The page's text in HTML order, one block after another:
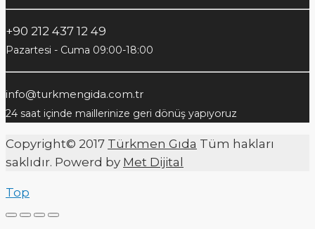
+90 212 437 12 49
Pazartesi - Cuma 09:00-18:00
info@turkmengida.com.tr
24 saat içinde maillerinize geri dönüş yapıyoruz
Copyright© 2017 Türkmen Gıda Tüm hakları
saklıdır. Powerd by Met Dijital
Top